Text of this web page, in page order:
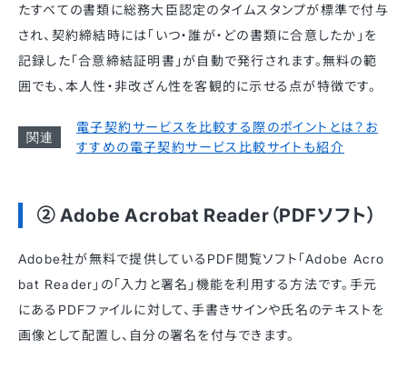
たすべての書類に総務大臣認定のタイムスタンプが標準で付与
され、契約締結時には「いつ・誰が・どの書類に合意したか」を
記録した「合意締結証明書」が自動で発行されます。無料の範
囲でも、本人性・非改ざん性を客観的に示せる点が特徴です。
電子契約サービスを比較する際のポイントとは？お
すすめの電子契約サービス比較サイトも紹介
② Adobe Acrobat Reader（PDFソフト）
Adobe社が無料で提供しているPDF閲覧ソフト「Adobe Acro
bat Reader」の「入力と署名」機能を利用する方法です。手元
にあるPDFファイルに対して、手書きサインや氏名のテキストを
画像として配置し、自分の署名を付与できます。